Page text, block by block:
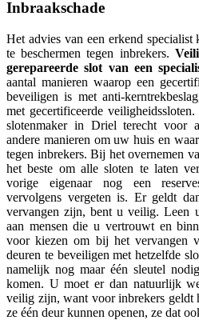
Inbraakschade
Het advies van een erkend
te beschermen tegen inbrekers.
gerepareerde slot van een
aantal manieren waarop een
beveiligen is met anti-
met gecertificeerde
slotenmaker in Driel terecht voor
andere manieren om uw huis en
tegen inbrekers. Bij het overnemen
het beste om alle sloten te laten
vorige eigenaar nog een
vervolgens vergeten is. Er geldt
vervangen zijn, bent u veilig. Leen
aan mensen die u vertrouwt en
voor kiezen om bij het vervangen
deuren te beveiligen met hetzelfde
namelijk nog maar één sleutel
komen. U moet er dan natuurlijk
veilig zijn, want voor inbrekers geldt
ze één deur kunnen openen, ze dat